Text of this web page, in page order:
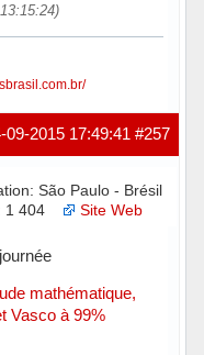
#257
09-2015 17:49:41
São Paulo - Brésil
1 404 Site Web
mathématique,
Vasco à 99%